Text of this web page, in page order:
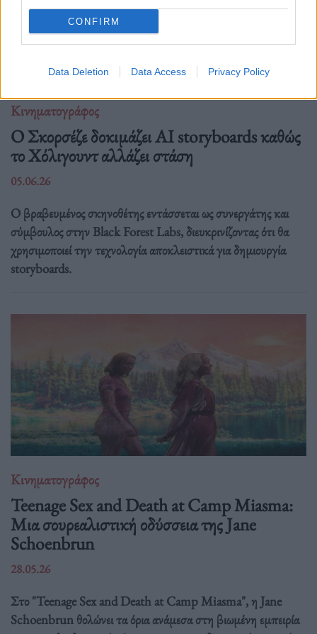
CONFIRM
Data Deletion Data Access Privacy Policy
Κινηματογράφος
Ο Σκορσέζε δοκιμάζει AI storyboards καθώς
το Χόλιγουντ αλλάζει στάση
05.06.26
Ο βραβευμένος σκηνοθέτης εντάσσεται ως συνεργάτης και
σύμβουλος στην Black Forest Labs, διευκρινίζοντας ότι θα
χρησιμοποιεί την τεχνολογία αποκλειστικά για δημιουργία
storyboards.
Κινηματογράφος
Teenage Sex and Death at Camp Miasma:
Μια σουρεαλιστική οδύσσεια της Jane
Schoenbrun
28.05.26
Στο "Teenage Sex and Death at Camp Miasma", η Jane
Schoenbrun θολώνει τα όρια ανάμεσα στη βιωμένη εμπειρία